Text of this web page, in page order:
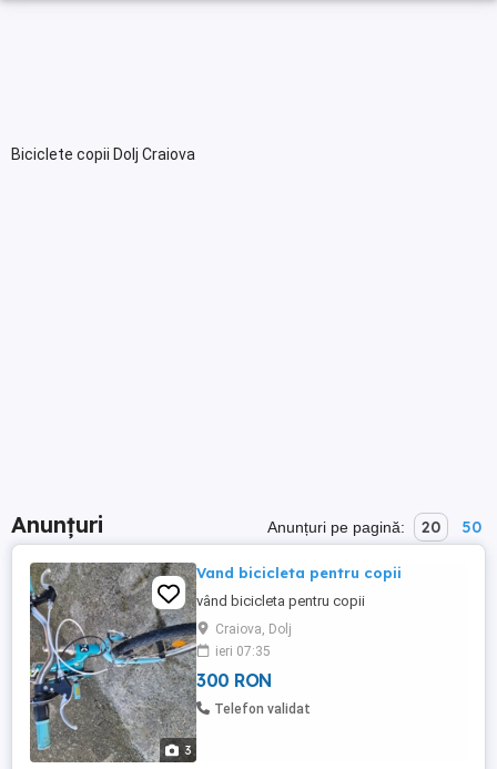
Biciclete copii Dolj Craiova
Anunțuri Anunțuri pe pagină: 20 50
3
Vand bicicleta pentru copii
vând bicicleta pentru copii
Craiova, Dolj
ieri 07:35
300 RON
Telefon validat